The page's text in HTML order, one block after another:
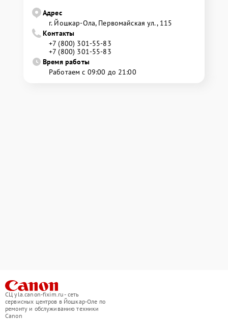
Адрес
г. Йошкар-Ола, Первомайская ул., 115
Контакты
+7 (800) 301-55-83
+7 (800) 301-55-83
Время работы
Работаем с 09:00 до 21:00
СЦ yla.canon-fixim.ru - сеть
сервисных центров в Йошкар-Оле по
ремонту и обслуживанию техники
Canon